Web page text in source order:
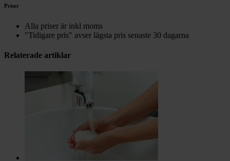
Priser
Alla priser är inkl moms
"Tidigare pris" avser lägsta pris senaste 30 dagarna
Relaterade artiklar